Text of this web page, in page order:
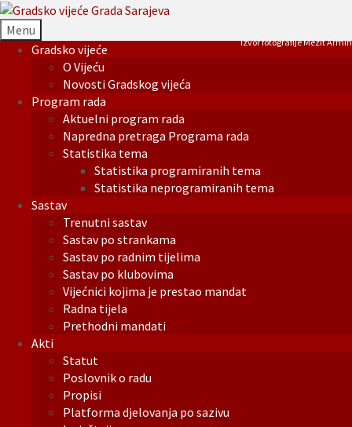
Menu
Gradsko vijeće
O Vijeću
Novosti Gradskog vijeća
Program rada
Aktuelni program rada
Napredna pretraga Programa rada
Statistika tema
Statistika programiranih tema
Statistika neprogramiranih tema
Sastav
Trenutni sastav
Sastav po strankama
Sastav po radnim tijelima
Sastav po klubovima
Vijećnici kojima je prestao mandat
Radna tijela
Prethodni mandati
Akti
Statut
Poslovnik o radu
Propisi
Platforma djelovanja po sazivu
Izvor fotografije Mezit Armin